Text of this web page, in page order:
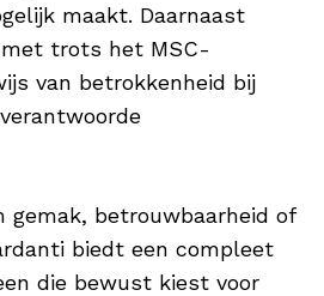
maakt. Daarnaast
trots het MSC-
van betrokkenheid bij
gemak, betrouwbaarheid of
biedt een compleet
die bewust kiest voor